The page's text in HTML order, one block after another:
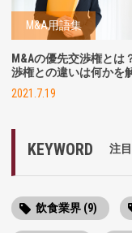
M&A用語集
M&Aの優先交渉権とは
渉権との違いは何かを
2021.7.19
KEYWORD 注
飲食業界 (9)